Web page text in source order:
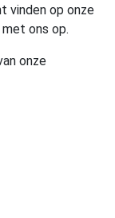
vinden op onze
ons op.
onze